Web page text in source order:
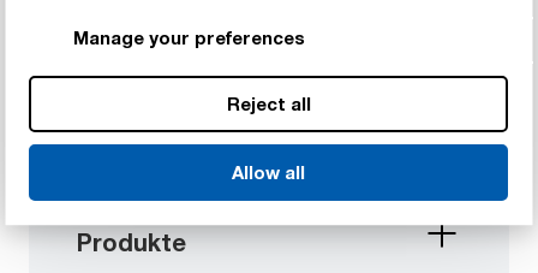
Manage your preferences
Reject all
Allow all
Entdecken 1 Produkt
Produkte